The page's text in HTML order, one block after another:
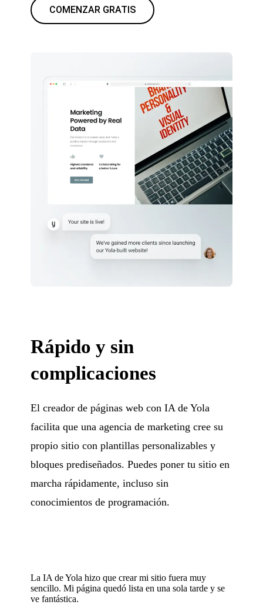
COMENZAR GRATIS
Rápido y sin
complicaciones
El creador de páginas web con IA de Yola
facilita que una agencia de marketing cree su
propio sitio con plantillas personalizables y
bloques prediseñados. Puedes poner tu sitio en
marcha rápidamente, incluso sin
conocimientos de programación.
La IA de Yola hizo que crear mi sitio fuera muy
sencillo. Mi página quedó lista en una sola tarde y se
ve fantástica.